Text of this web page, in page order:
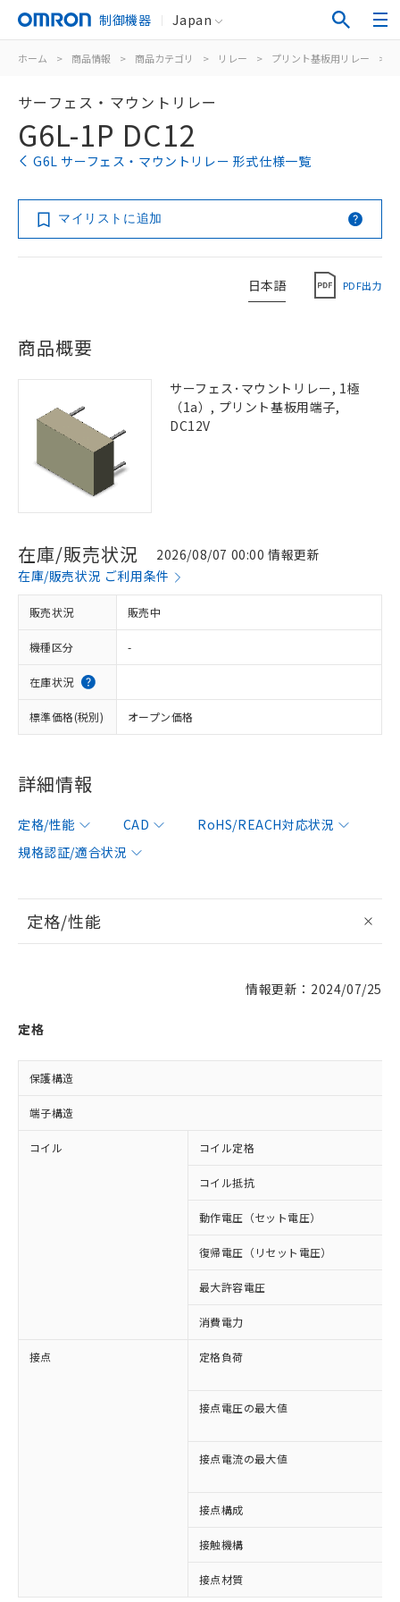
制御機器 Japan
ホーム > 商品情報 > 商品カテゴリ > リレー > プリント基板用リレー >
サーフェス・マウントリレー
G6L-1P DC12
G6L サーフェス・マウントリレー 形式仕様一覧
マイリストに追加
日本語 PDF出力
商品概要
サーフェス･マウントリレー, 1極
（1a）, プリント基板用端子,
DC12V
在庫/販売状況
2026/08/07 00:00 情報更新
在庫/販売状況 ご利用条件
販売状況 販売中
機種区分 -
在庫状況
標準価格(税別) オープン価格
詳細情報
定格/性能 CAD
RoHS/REACH対応状況
規格認証/適合状況
定格/性能
情報更新：2024/07/25
定格
保護構造
端子構造
コイル コイル定格
コイル抵抗
動作電圧（セット電圧）
復帰電圧（リセット電圧）
最大許容電圧
消費電力
接点 定格負荷
接点電圧の最大値
接点電流の最大値
接点構成
接触機構
接点材質
非含有に対応した製品が提供可能な商品で
対応予定：EU RoHS指令（10物質）の非含